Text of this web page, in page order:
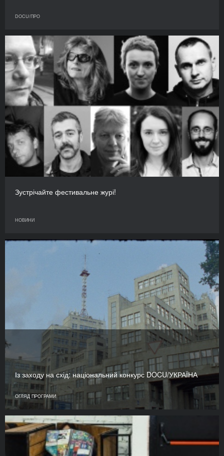
DOCU/ПРО
Зустрічайте фестивальне журі!
НОВИНИ
Із заходу на схід: національний конкурс DOCU/УКРАЇНА
ОГЛЯД ПРОГРАМИ